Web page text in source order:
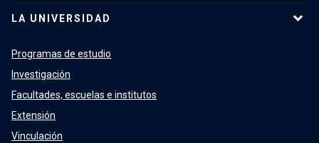
LA UNIVERSIDAD
Programas de estudio
Investigación
Facultades, escuelas e institutos
Extensión
Vinculación